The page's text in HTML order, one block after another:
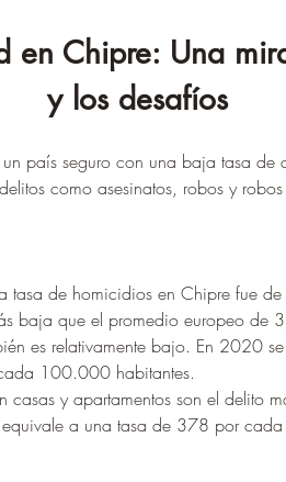
en Chipre: Una
y los desafíos
país seguro con una baja tasa
como asesinatos, robos y
tasa de homicidios en Chipre fue
baja que el promedio europeo de
es relativamente bajo. En 2020
100.000 habitantes.
casas y apartamentos son el delito
a una tasa de 378 por